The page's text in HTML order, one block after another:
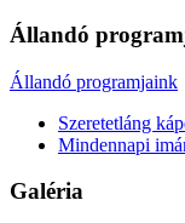
Állandó
Állandó programjaink
Szeretetláng
Mindennapi
Galéria